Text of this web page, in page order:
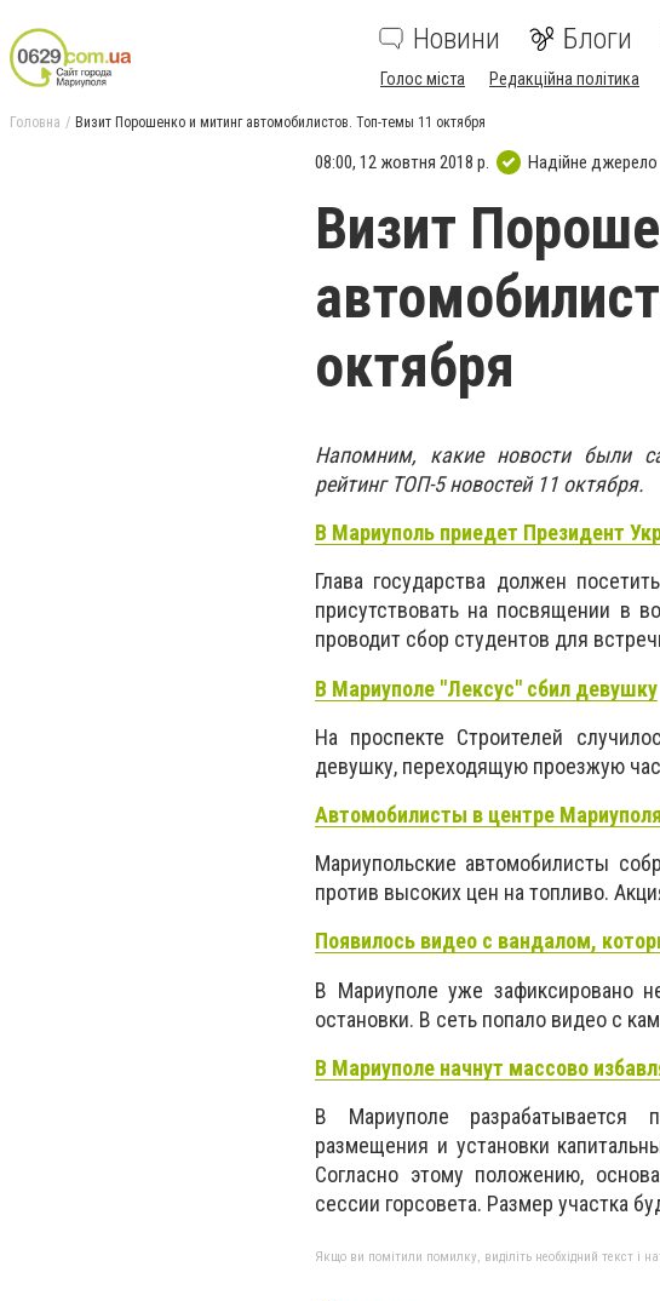
Новини Блоги
Голос міста Редакційна політика
Головна Визит Порошенко и митинг автомобилистов. Топ-темы 11 октября
08:00, 12 жовтня 2018 р. Надійне джерело
Визит
октября
Напомним, какие новости были
рейтинг ТОП-5 новостей 11 октября.
В Мариуполь приедет Президент
Глава государства должен
присутствовать на посвящении в
проводит сбор студентов для
В Мариуполе "Лексус" сбил девушку
На проспекте Строителей
девушку, переходящую проезжую
Автомобилисты в центре
Мариупольские автомобилисты
против высоких цен на топливо.
Появилось видео с вандалом,
В Мариуполе уже зафиксировано
остановки. В сеть попало видео с
В Мариуполе начнут массово
В Мариуполе разрабатывается
размещения и установки
Согласно этому положению,
сессии горсовета. Размер участка
Якщо ви помітили помилку, виділіть необхідний текст і